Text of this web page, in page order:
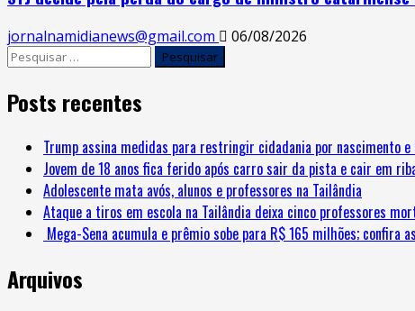
jornalnamidianews@gmail.com
06/08/2026
Pesquisar
Posts recentes
Trump assina medidas para restringir cidadania por nascimento
Jovem de 18 anos fica ferido após carro sair da pista e cair em
Adolescente mata avós, alunos e professores na Tailândia
Ataque a tiros em escola na Tailândia deixa cinco professores
Mega-Sena acumula e prêmio sobe para R$ 165 milhões; confira
Arquivos